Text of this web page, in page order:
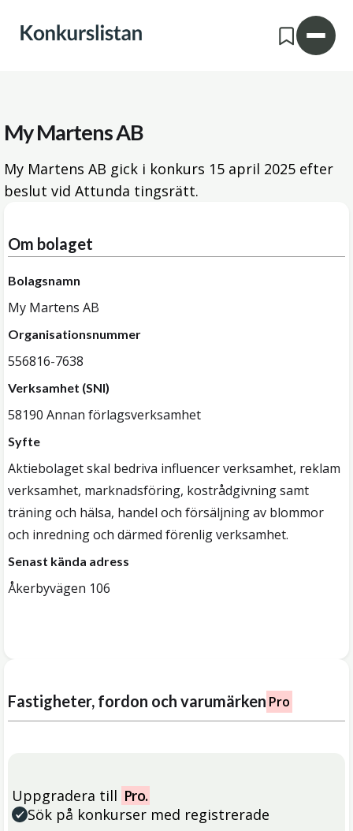
My Martens AB
My Martens AB gick i konkurs 15 april 2025 efter
beslut vid Attunda tingsrätt.
Om bolaget
Bolagsnamn
My Martens AB
Organisationsnummer
556816-7638
Verksamhet (SNI)
58190 Annan förlagsverksamhet
Syfte
Aktiebolaget skal bedriva influencer verksamhet, reklam
verksamhet, marknadsföring, kostrådgivning samt
träning och hälsa, handel och försäljning av blommor
och inredning och därmed förenlig verksamhet.
Senast kända adress
Åkerbyvägen 106
Fastigheter, fordon och varumärken Pro
Uppgradera till Pro.
Sök på konkurser med registrerade